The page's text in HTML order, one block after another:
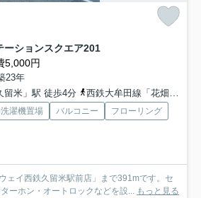
ーションスクエア201
5,000円
23年
留米」駅 徒歩4分
西鉄大牟田線「花畑」駅 徒歩15分
濯機置場 バルコニー
フローリング
ェイ西鉄久留米駅前店」まで391mです。セ
ーホン・オートロックなどを設... もっと見る